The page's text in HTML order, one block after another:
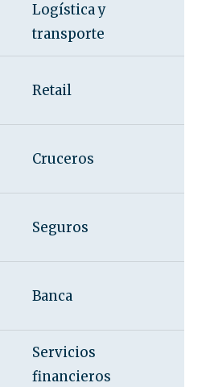
Logística y
transporte
Retail
Cruceros
Seguros
Banca
Servicios
financieros